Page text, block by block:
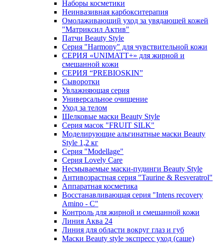
Наборы косметики
Неинвазивная карбокситерапия
Омолаживающий уход за увядающей кожей
"Матриксил Актив"
Патчи Beauty Style
Серия "Harmony" для чувствительной кожи
СЕРИЯ «UNIMATT+» для жирной и
смешанной кожи
СЕРИЯ “PREBIOSKIN”
Сыворотки
Увлажняющая серия
Универсальное очищение
Уход за телом
Шелковые маски Beauty Style
Серия масок "FRUIT SILK"
Моделирующие альгинатные маски Beauty
Style 1,2 кг
Серия "Modellage"
Cерия Lovely Care
Несмываемые маски-пудинги Beauty Style
Антивозрастная серия "Taurine & Resveratrol"
Аппаратная косметика
Восстанавливающая серия "Intens recovery
Amino - C"
Контроль для жирной и смешанной кожи
Линия Аква 24
Линия для области вокруг глаз и губ
Маски Beauty style экспресс уход (саше)